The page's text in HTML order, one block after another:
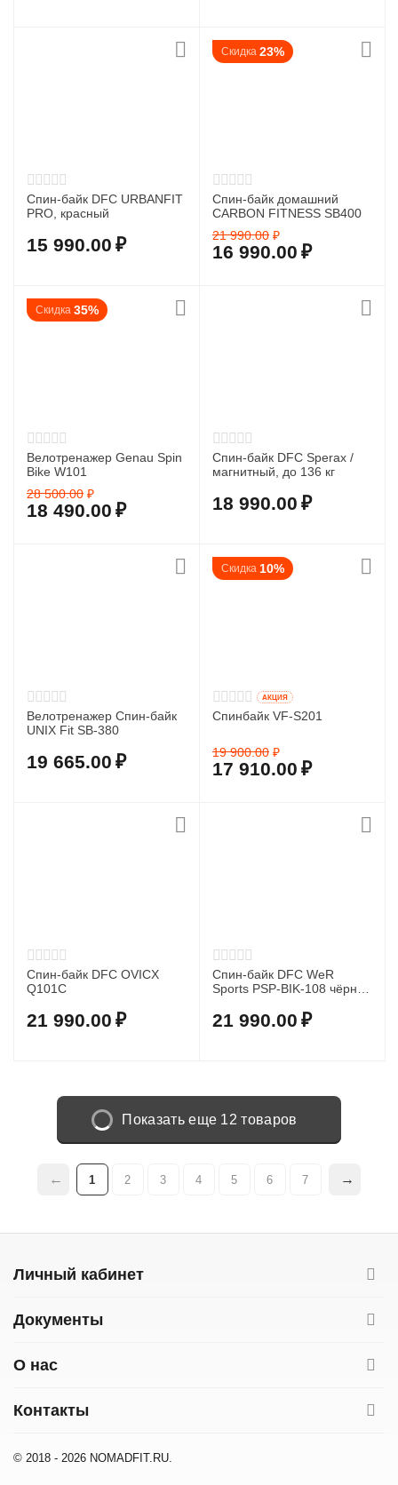
Спин-байк DFC URBANFIT
PRO, красный
15 990.00 ₽
Скидка 23%
Спин-байк домашний
CARBON FITNESS SB400
21 990.00 ₽
16 990.00 ₽
Скидка 35%
Велотренажер Genau Spin
Bike W101
28 500.00 ₽
18 490.00 ₽
Cпин-байк DFC Sperax /
магнитный, до 136 кг
18 990.00 ₽
Велотренажер Спин-байк
UNIX Fit SB-380
19 665.00 ₽
Скидка 10%
AКЦИЯ
Спинбайк VF-S201
19 900.00 ₽
17 910.00 ₽
Спин-байк DFC OVICX
Q101C
21 990.00 ₽
Спин-байк DFC WeR
Sports PSP-BIK-108 чёрно-
21 990.00 ₽
Показать еще 12 товаров
1 2 3 4 5 6 7
Личный кабинет
Документы
О нас
Контакты
© 2018 - 2026 NOMADFIT.RU.